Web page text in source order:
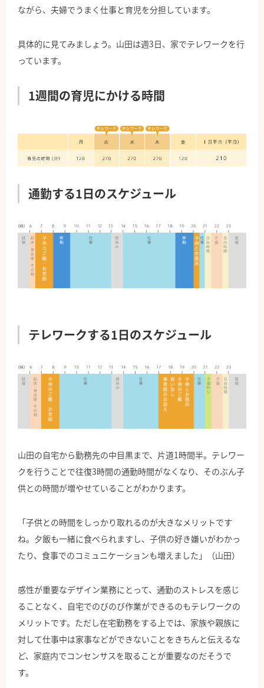
ながら、夫婦でうまく仕事と育児を分担しています。
具体的に見てみましょう。山田は週3日、家でテレワークを行
っています。
1週間の育児にかける時間
通勤する1日のスケジュール
テレワークする1日のスケジュール
山田の自宅から勤務先の中目黒まで、片道1時間半。テレワー
クを行うことで往復3時間の通勤時間がなくなり、そのぶん子
供との時間が増やせていることがわかります。
「子供との時間をしっかり取れるのが大きなメリットです
ね。夕飯も一緒に食べられますし、子供の好き嫌いがわかっ
たり、食事でのコミュニケーションも増えました」（山田）
感性が重要なデザイン業務にとって、通勤のストレスを感じ
ることなく、自宅でのびのび作業ができるのもテレワークの
メリットです。ただし在宅勤務をする上では、家族や親族に
対して仕事中は家事などができないことをきちんと伝えるな
ど、家庭内でコンセンサスを取ることが重要なのだそうで
す。